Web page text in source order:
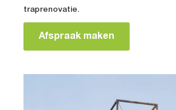
traprenovatie.
Afspraak maken